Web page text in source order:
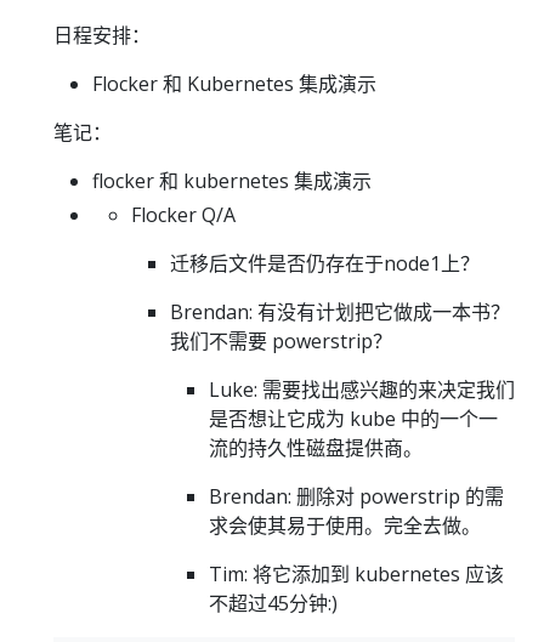
日程安排：
Flocker 和 Kubernetes 集成演示
笔记：
flocker 和 kubernetes 集成演示
Flocker Q/A
迁移后文件是否仍存在于node1上？
Brendan: 有没有计划把它做成一本书？
我们不需要 powerstrip？
Luke: 需要找出感兴趣的来决定我们
是否想让它成为 kube 中的一个一
流的持久性磁盘提供商。
Brendan: 删除对 powerstrip 的需
求会使其易于使用。完全去做。
Tim: 将它添加到 kubernetes 应该
不超过45分钟:)